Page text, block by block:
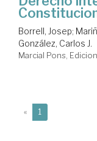
Borrell, Josep;
González, Carlos J.
Marcial Pons,
« 1